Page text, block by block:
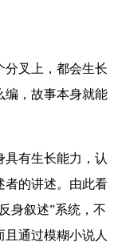
叉上，都会生长
编，故事本身就能
有生长能力，认
者的讲述。由此看
身叙述”系统，不
通过模糊小说人